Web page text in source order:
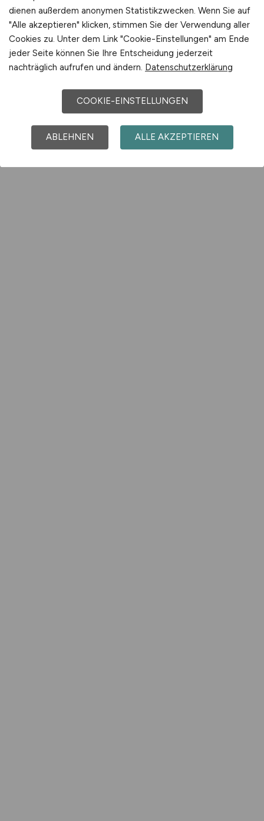
dienen außerdem anonymen Statistikzwecken. Wenn Sie auf
"Alle akzeptieren" klicken, stimmen Sie der Verwendung aller
Cookies zu. Unter dem Link "Cookie-Einstellungen" am Ende
jeder Seite können Sie Ihre Entscheidung jederzeit
nachträglich aufrufen und ändern. Datenschutzerklärung
COOKIE-EINSTELLUNGEN
ABLEHNEN ALLE AKZEPTIEREN